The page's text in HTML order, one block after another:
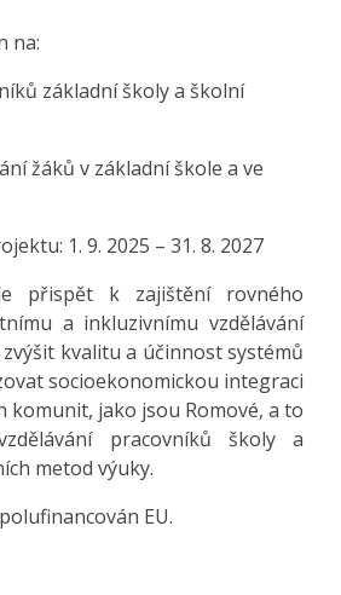
na:
základní školy a školní
žáků v základní škole a ve
1. 9. 2025 – 31. 8. 2027
přispět k zajištění rovného
a inkluzivnímu vzdělávání
kvalitu a účinnost systémů
socioekonomickou integraci
komunit, jako jsou Romové, a to
pracovníků školy a
metod výuky.
EU.